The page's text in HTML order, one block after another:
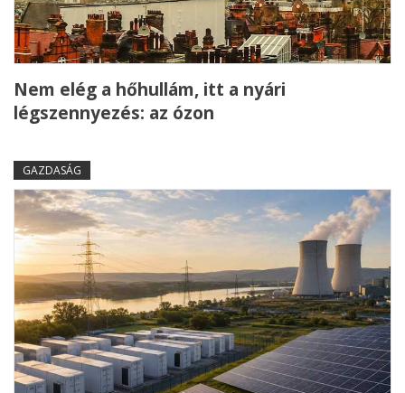
Nem elég a hőhullám, itt a nyári
légszennyezés: az ózon
GAZDASÁG